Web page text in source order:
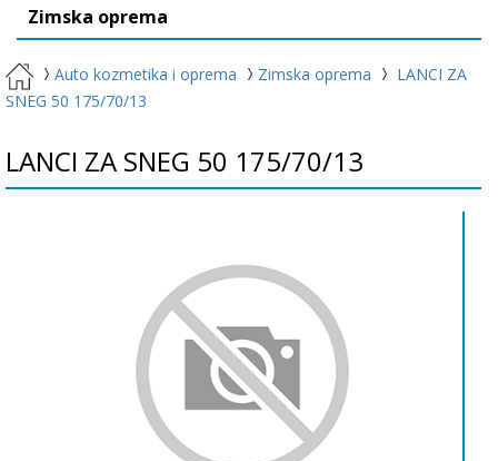
Zimska oprema
Auto kozmetika i oprema Zimska oprema
LANCI ZA
SNEG 50 175/70/13
LANCI ZA SNEG 50 175/70/13